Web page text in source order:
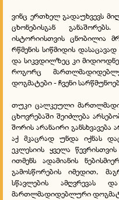
ვინც ერთხელ გადაუხვევს
ცხონებისგან
ისტორიისთვის ცნობილია
რწმენის სიწმიდის
და სიკვდილზეც კი
როგორც
დოგმატები - ჩვენი
თუკი ცალკეული
ცხოვრებაში შეიძლება
შორის არანაირი
აქ მკაცრად უნდა იქნას
ეკლესიის ყველა
ითმენს ადამიანის
გამოსწორების იმედით,
სწავლების ამღვრევას
მართლმადიდებლური